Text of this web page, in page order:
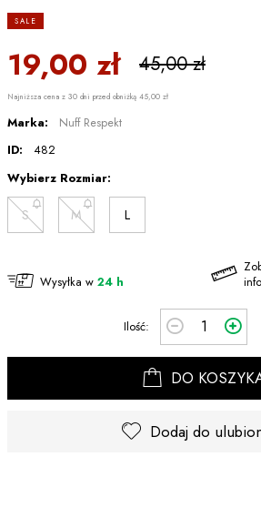
SALE
45,00 zł
19,00 zł
Najniższa cena z 30 dni przed obniżką 45,00 zł
Marka:
Nuff Respekt
ID:
482
Wybierz Rozmiar:
S M L
Wysyłka w 24 h
Ilość:
DO
Dodaj do